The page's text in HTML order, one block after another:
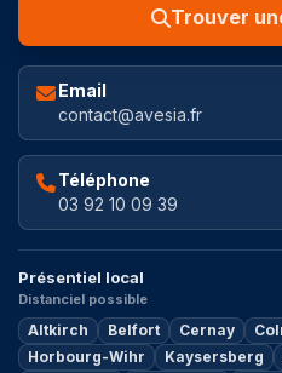
Trouver
Email
contact@avesia.fr
Téléphone
03 92 10 09 39
Présentiel local
Distanciel possible
Altkirch Belfort Cernay
Horbourg-Wihr
Kaysersberg